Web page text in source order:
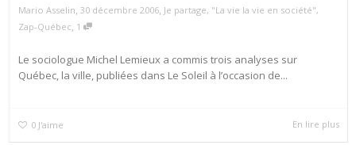
Mario Asselin, 30 décembre 2006, Je partage, "La vie la vie en société",
Zap-Québec, 1
Le sociologue Michel Lemieux a commis trois analyses sur
Québec, la ville, publiées dans Le Soleil à l’occasion de...
0 J'aime En lire plus